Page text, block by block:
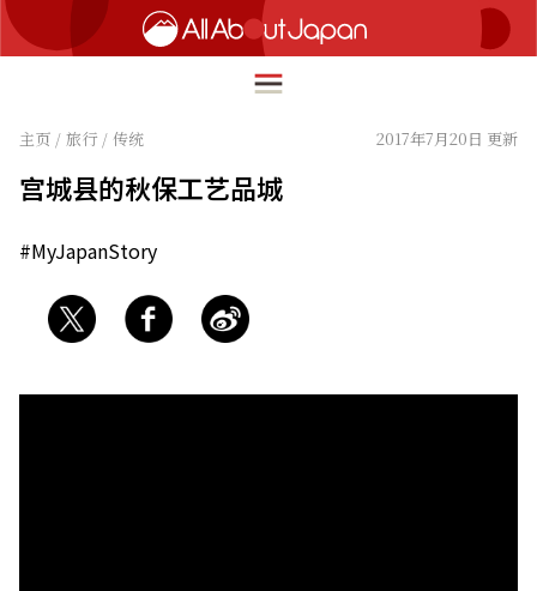
美食
主页 / 旅行 / 传统 2017年7月20日 更新
宫城县的秋保工艺品城
#MyJapanStory